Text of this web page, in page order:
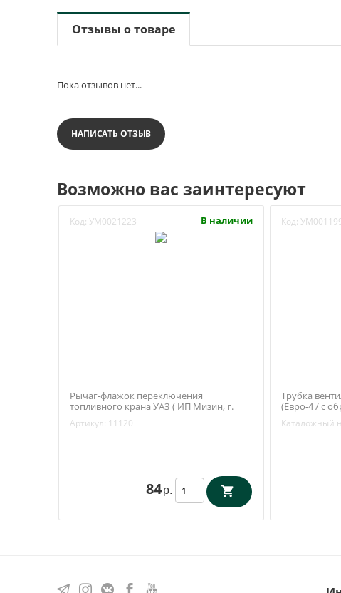
Отзывы о товаре
Пока отзывов нет...
НАПИСАТЬ ОТЗЫВ
Возможно вас заинтересуют
Код: УМ0021223 В наличии
Рычаг-флажок переключения
топливного крана УАЗ ( ИП Мизин, г.
Артикул: 11120
84 р.
Код:
Трубка
(Евро-4 / с
Каталожный